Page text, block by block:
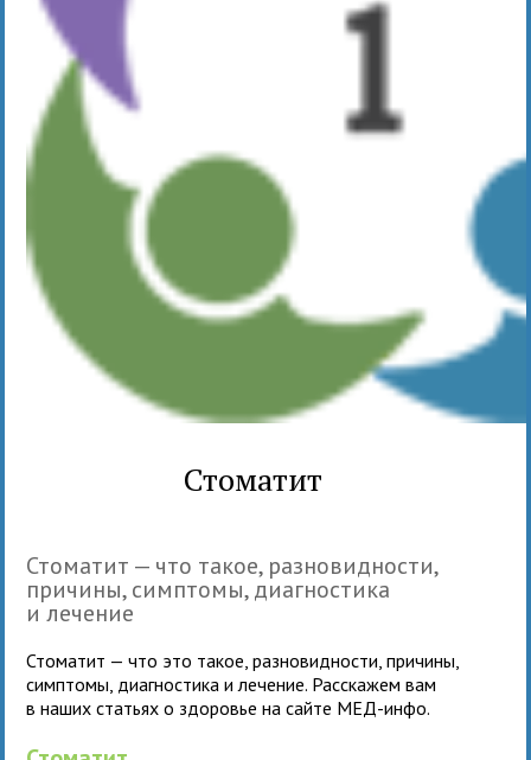
Стоматит
Стоматит — что такое, разновидности,
причины, симптомы, диагностика
и лечение
Стоматит — что это такое, разновидности, причины,
симптомы, диагностика и лечение. Расскажем вам
в наших статьях о здоровье на сайте МЕД-инфо.